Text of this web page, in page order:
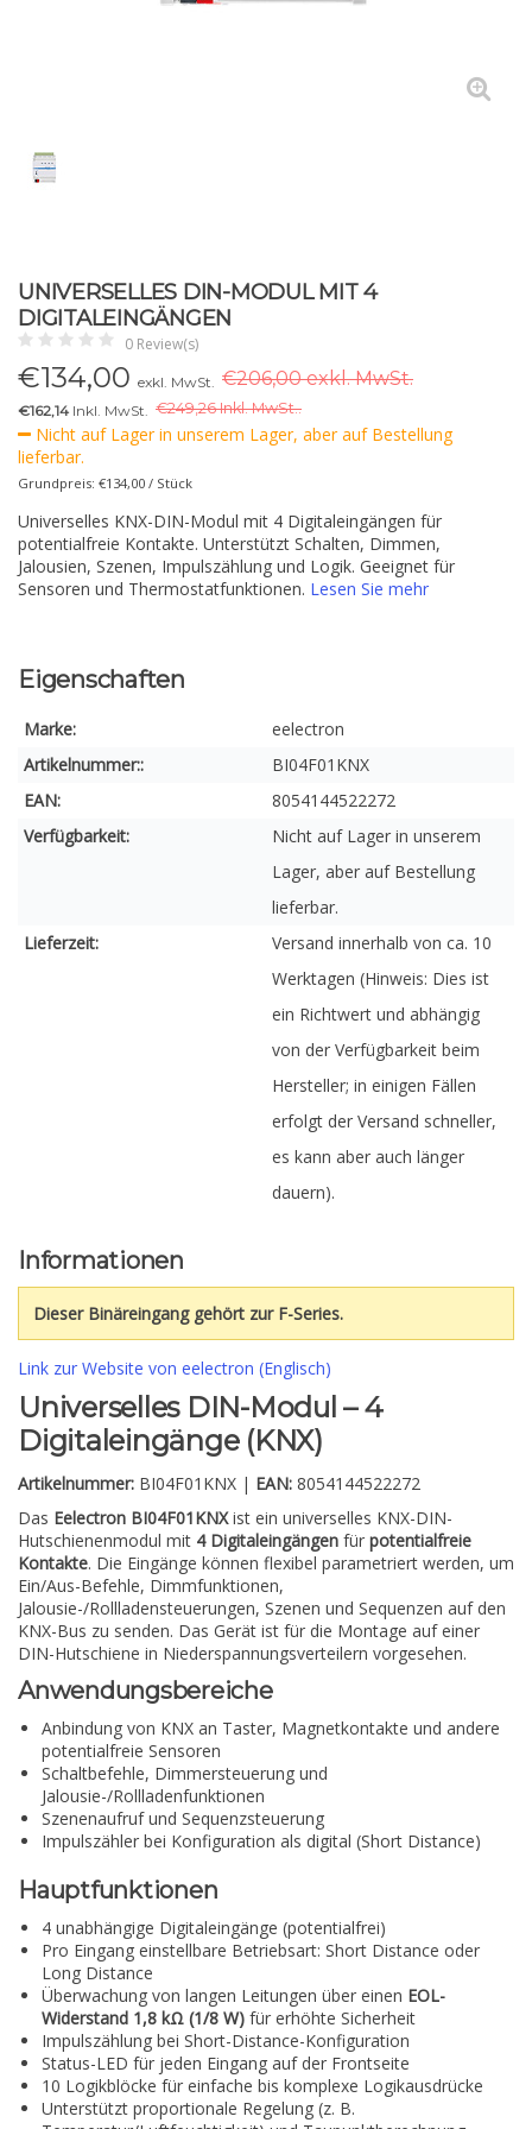
UNIVERSELLES DIN-MODUL MIT 4
DIGITALEINGÄNGEN
0 Review(s)
€134,00 exkl. MwSt. €206,00 exkl. MwSt.
€162,14 Inkl. MwSt. €249,26 Inkl. MwSt..
Nicht auf Lager in unserem Lager, aber auf Bestellung
lieferbar.
Grundpreis: €134,00 / Stück
Universelles KNX-DIN-Modul mit 4 Digitaleingängen für
potentialfreie Kontakte. Unterstützt Schalten, Dimmen,
Jalousien, Szenen, Impulszählung und Logik. Geeignet für
Sensoren und Thermostatfunktionen. Lesen Sie mehr
Eigenschaften
Marke:
eelectron
Artikelnummer::
BI04F01KNX
EAN:
8054144522272
Verfügbarkeit:
Nicht auf Lager in unserem
Lager, aber auf Bestellung
lieferbar.
Lieferzeit:
Versand innerhalb von ca. 10
Werktagen (Hinweis: Dies ist
ein Richtwert und abhängig
von der Verfügbarkeit beim
Hersteller; in einigen Fällen
erfolgt der Versand schneller,
es kann aber auch länger
dauern).
Informationen
Dieser Binäreingang gehört zur F-Series.
Link zur Website von eelectron (Englisch)
Universelles DIN-Modul – 4
Digitaleingänge (KNX)
Artikelnummer: BI04F01KNX | EAN: 8054144522272
Das Eelectron BI04F01KNXist ein universelles KNX-DIN-
Hutschienenmodul mit 4 Digitaleingängen für potentialfreie
Kontakte. Die Eingänge können flexibel parametriert werden, um
Ein/Aus-Befehle, Dimmfunktionen,
Jalousie-/Rollladensteuerungen, Szenen und Sequenzen auf den
KNX-Bus zu senden. Das Gerät ist für die Montage auf einer
DIN-Hutschiene in Niederspannungsverteilern vorgesehen.
Anwendungsbereiche
Anbindung von KNX an Taster, Magnetkontakte und andere
potentialfreie Sensoren
Schaltbefehle, Dimmersteuerung und
Jalousie-/Rollladenfunktionen
Szenenaufruf und Sequenzsteuerung
Impulszähler bei Konfiguration als digital (Short Distance)
Hauptfunktionen
4 unabhängige Digitaleingänge (potentialfrei)
Pro Eingang einstellbare Betriebsart: Short Distance oder
Long Distance
Überwachung von langen Leitungen über einen EOL-
Widerstand 1,8 kΩ (1/8 W) für erhöhte Sicherheit
Impulszählung bei Short-Distance-Konfiguration
Status-LED für jeden Eingang auf der Frontseite
10 Logikblöcke für einfache bis komplexe Logikausdrücke
Unterstützt proportionale Regelung (z. B.